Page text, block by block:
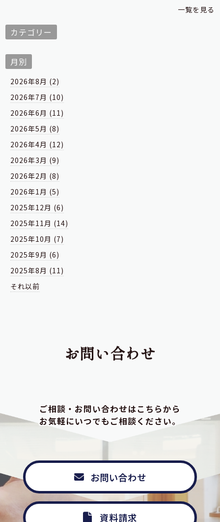
一覧を見る
カテゴリー
月別
2026年8月 (2)
2026年7月 (10)
2026年6月 (11)
2026年5月 (8)
2026年4月 (12)
2026年3月 (9)
2026年2月 (8)
2026年1月 (5)
2025年12月 (6)
2025年11月 (14)
2025年10月 (7)
2025年9月 (6)
2025年8月 (11)
それ以前
お問い合わせ
ご相談・お問い合わせはこちらから
お気軽にいつでもご相談ください。
お問い合わせ
資料請求